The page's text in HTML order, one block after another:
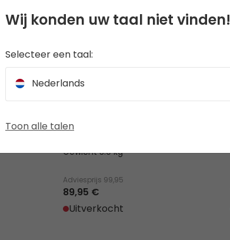
–
achter,
voortent met uitneembaar grondzeil,
ophangpunt voor lamp en
Gewicht 3.0 kg
Adviesprijs 99,95
89,95 €
Uitverkocht
Wij konden uw taal niet vinden!
Selecteer een taal:
Nederlands
Toon alle talen